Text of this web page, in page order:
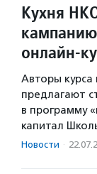
Кухня
онлайн-
Авторы
предлагают
в программу
капитал
Новости ·